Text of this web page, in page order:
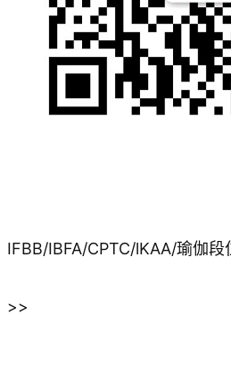
IFBB/IBFA/CPTC/lKAA/瑜伽
>>